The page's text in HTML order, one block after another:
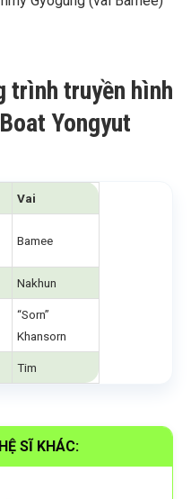
trình truyền hình
Yongyut
Vai
Bamee
Nakhun
“Sorn”
Khansorn
Tim
SĨ KHÁC: